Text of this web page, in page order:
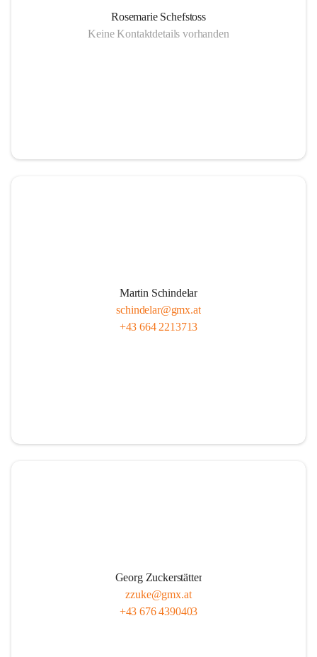
Rosemarie Schefstoss
Keine Kontaktdetails vorhanden
Martin Schindelar
schindelar@gmx.at
+43 664 2213713
Georg Zuckerstätter
zzuke@gmx.at
+43 676 4390403